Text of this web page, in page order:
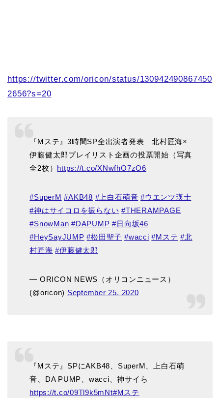
https://twitter.com/oricon/status/130942490867450
2656?s=20
『Mステ』3時間SP全出演者発表 北村匠海×
伊藤健太郎プレイリスト企画の投票開始（写真
全2枚） https://t.co/XNwfhO7zO6
#SuperM #AKB48 #上白石萌音 #ウエンツ瑛士
#神はサイコロを振らない #THERAMPAGE
#SnowMan #DAPUMP #日向坂46
#HeySayJUMP #松田聖子 #wacci #Mステ #北
村匠海 #伊藤健太郎
— ORICON NEWS（オリコンニュース）
(@oricon) September 25, 2020
『Mステ』SPにAKB48、SuperM、上白石萌
音、DA PUMP、wacci、神サイら
https://t.co/09Tl9k5mNt#Mステ